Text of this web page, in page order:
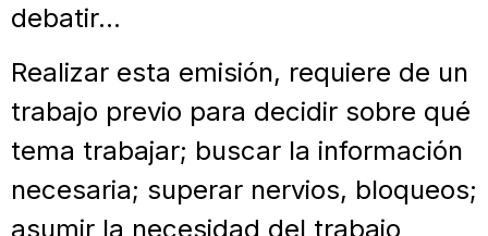
debatir…
Realizar esta emisión, requiere de un
trabajo previo para decidir sobre qué
tema trabajar; buscar la información
necesaria; superar nervios, bloqueos;
asumir la necesidad del trabajo